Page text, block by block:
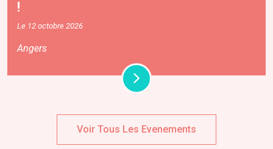
!
Le 12 octobre 2026
Angers
Voir Tous Les Evenements